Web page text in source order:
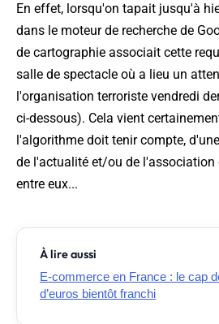
En effet, lorsqu'on tapait jusqu'à
dans le moteur de recherche de
de cartographie associait cette
salle de spectacle où a lieu un
l'organisation terroriste vendredi
ci-dessous). Cela vient
l'algorithme doit tenir compte,
de l'actualité et/ou de l'association
entre eux...
À lire aussi
E-commerce en France : le cap
d’euros bientôt franchi